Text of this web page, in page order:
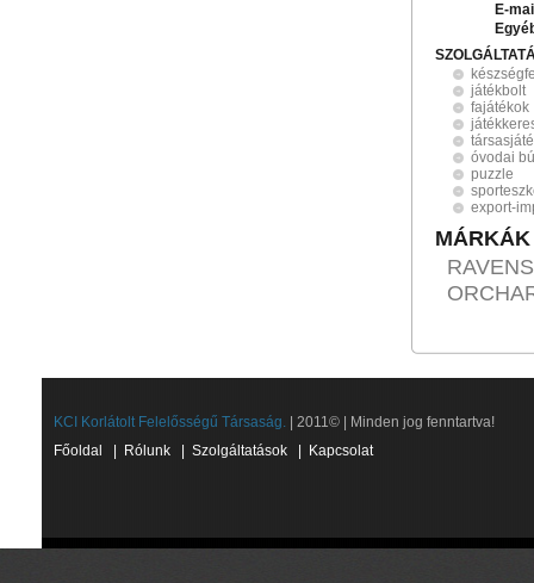
E-
játékbolt
fajátékok
óvodai
puzzle
export-
MÁRKÁK
KCI Korlátolt Felelősségű Társaság. | 2011© | Minden jog fenntartva!
Főoldal
Rólunk Szolgáltatások Kapcsolat